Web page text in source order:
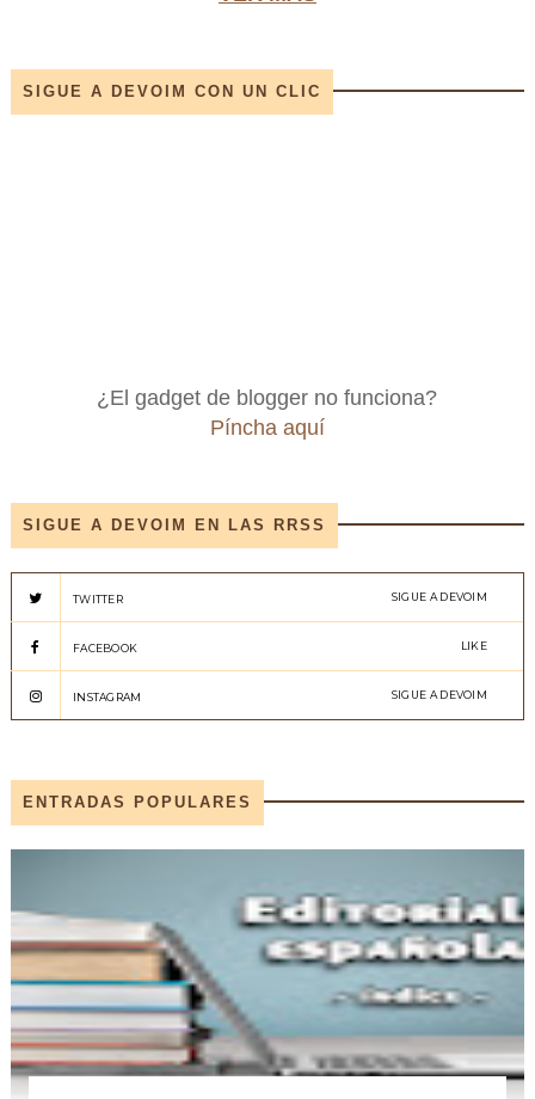
SIGUE A DEVOIM CON UN CLIC
¿El gadget de blogger no funciona?
Píncha aquí
SIGUE A DEVOIM EN LAS RRSS
TWITTER SIGUE A DEVOIM
FACEBOOK LIKE
INSTAGRAM SIGUE A DEVOIM
ENTRADAS POPULARES